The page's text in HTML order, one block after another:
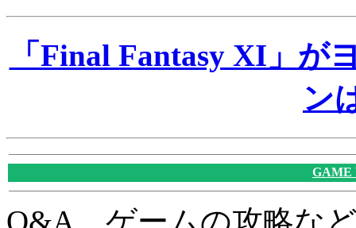
「Final Fantasy XI」が
ン
GAME
Q&A、ゲームの攻略な